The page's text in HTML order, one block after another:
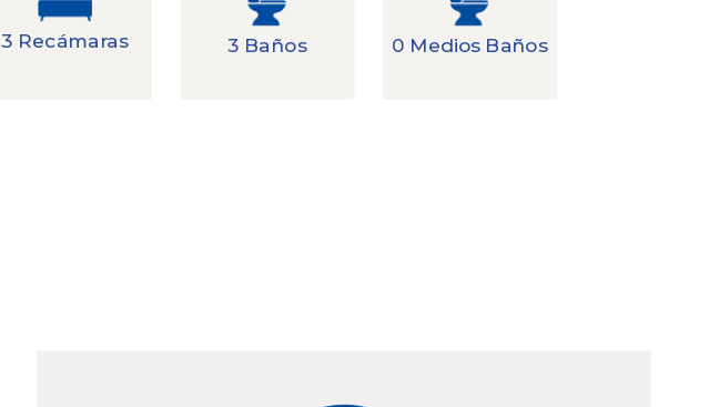
3 Recámaras 3 Baños 0 Medios Baños